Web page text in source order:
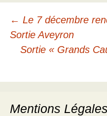
des
articles
← Le 7 décembre
Sortie Aveyron
Sortie « Grands
Mentions Légales